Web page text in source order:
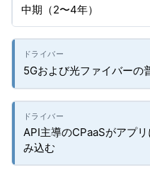
中期（2〜4年）
5Gおよび光ファイバーの
API主導のCPaaSがアプ
み込む